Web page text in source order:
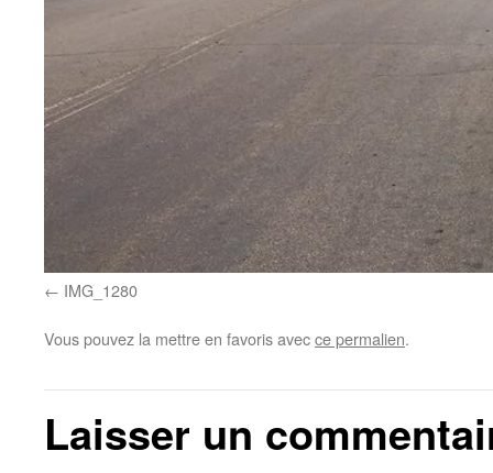
IMG_1280
Vous pouvez la mettre en favoris avecce permalien.
Laisser un